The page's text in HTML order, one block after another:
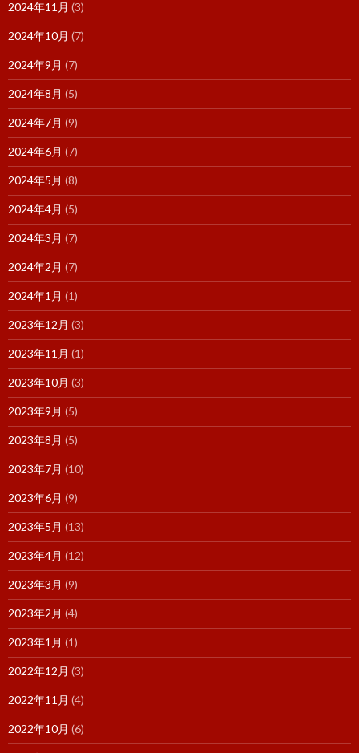
2024年11月 (3)
2024年10月 (7)
2024年9月 (7)
2024年8月 (5)
2024年7月 (9)
2024年6月 (7)
2024年5月 (8)
2024年4月 (5)
2024年3月 (7)
2024年2月 (7)
2024年1月 (1)
2023年12月 (3)
2023年11月 (1)
2023年10月 (3)
2023年9月 (5)
2023年8月 (5)
2023年7月 (10)
2023年6月 (9)
2023年5月 (13)
2023年4月 (12)
2023年3月 (9)
2023年2月 (4)
2023年1月 (1)
2022年12月 (3)
2022年11月 (4)
2022年10月 (6)